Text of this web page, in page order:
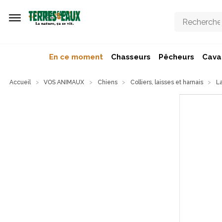
En ce moment Chasseurs Pêcheurs
Accueil VOS ANIMAUX Chiens Colliers, laisses et harnais